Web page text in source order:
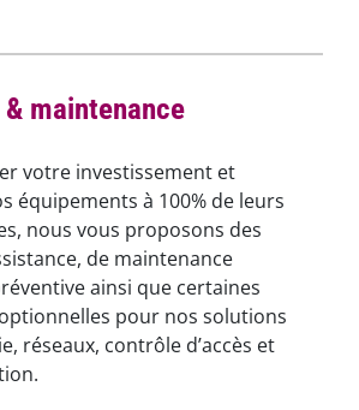
maintenance
votre investissement et
équipements à 100% de leurs
nous vous proposons des
de maintenance
ainsi que certaines
pour nos solutions
réseaux, contrôle d’accès et